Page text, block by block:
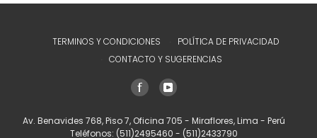
TERMINOS Y CONDICIONES
POLÍTICA DE PRIVACIDAD
CONTACTO Y SUGERENCIAS
Av. Benavides 768, Piso 7, Oficina 705 - Miraflores, Lima - Perú
Teléfonos: (511)2495460 - (511)2433790